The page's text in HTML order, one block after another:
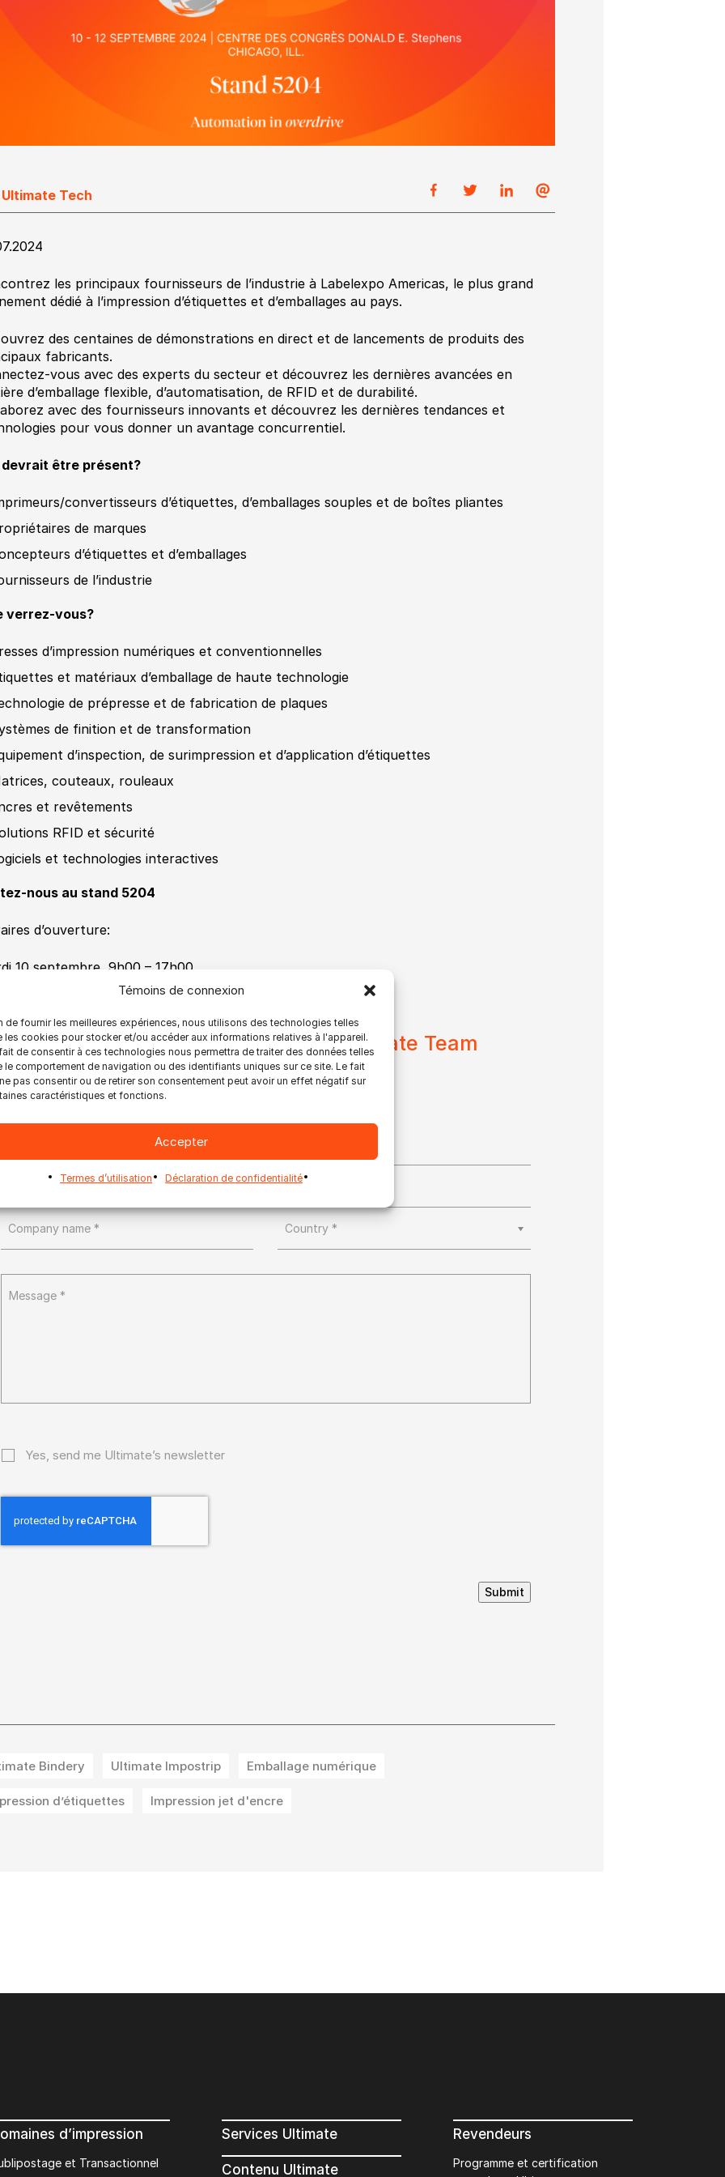
Témoins de connexion
de fournir les meilleures expériences, nous utilisons des technologies telles
les cookies pour stocker et/ou accéder aux informations relatives à l'appareil.
de consentir à ces technologies nous permettra de traiter des données telles
le comportement de navigation ou des identifiants uniques sur ce site. Le fait
pas consentir ou de retirer son consentement peut avoir un effet négatif sur
caractéristiques et fonctions.
Accepter
Termes d’utilisation Déclaration de confidentialité
Tech
les principaux fournisseurs de l’industrie à Labelexpo Americas, le plus grand
dédié à l’impression d’étiquettes et d’emballages au pays.
des centaines de démonstrations en direct et de lancements de produits des
fabricants.
vous avec des experts du secteur et découvrez les dernières avancées en
d’emballage flexible, d’automatisation, de RFID et de durabilité.
avec des fournisseurs innovants et découvrez les dernières tendances et
pour vous donner un avantage concurrentiel.
devrait être présent?
convertisseurs d’étiquettes, d’emballages souples et de boîtes pliantes
de marques
d’étiquettes et d’emballages
de l’industrie
verrez-vous?
d’impression numériques et conventionnelles
et matériaux d’emballage de haute technologie
de prépresse et de fabrication de plaques
de finition et de transformation
d’inspection, de surimpression et d’application d’étiquettes
couteaux, rouleaux
et revêtements
RFID et sécurité
et technologies interactives
nous au stand 5204
d’ouverture:
10 septembre, 9h00 – 17h00
11 septembre, 9h00 – 17h00
Prendre rendez-vous avec l’Ultimate Team
- Marketing & Sales
Country *
Yes, send me Ultimate’s newsletter
Submit
Bindery Ultimate Impostrip Emballage numérique
d’étiquettes Impression jet d'encre
d’impression
et Transactionnel
Services Ultimate
Contenu Ultimate
Revendeurs
Programme et certification